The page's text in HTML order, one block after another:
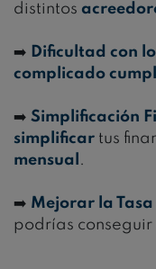
distintos
➡️ Dificultad con
complicado
➡️ Simplificación
simplificar tus
mensual .
➡️ Mejorar la
podrías conseguir